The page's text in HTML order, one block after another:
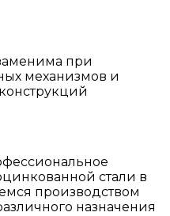
при
механизмов и
стали в
производством
назначения